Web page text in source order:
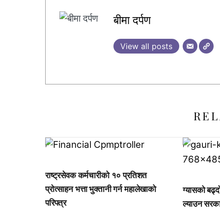
बीमा दर्पण
View all posts
,
राष्ट्रसेवक कर्मचारीको १० प्रतिशत
प्रोत्साहन भत्ता भुक्तानी गर्न महालेखाको
परिपत्र
,,
ग्यासको
ल्याउन